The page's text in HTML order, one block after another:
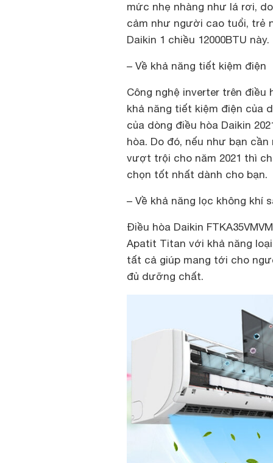
mức nhẹ nhàng như lá rơi,
cảm như người cao tuổi, trẻ
Daikin 1 chiều 12000BTU này.
– Về khả năng tiết kiệm điện
Công nghệ inverter trên điều
khả năng tiết kiệm điện của
của dòng điều hòa Daikin
hòa. Do đó, nếu như bạn
vượt trội cho năm 2021 thì
chọn tốt nhất dành cho bạn.
– Về khả năng lọc không khí
Điều hòa Daikin
Apatit Titan với khả năng
tất cả giúp mang tới cho
đủ dưỡng chất.